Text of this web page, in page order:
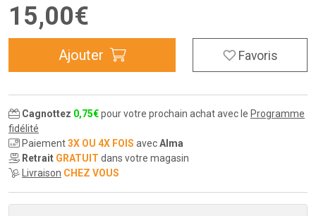
15,00€
Ajouter Favoris
Cagnottez 0,75€pour votre prochain achat avec le Programme
fidélité
Paiement3X OU 4X FOIS avecAlma
Retrait GRATUIT dans votre magasin
Livraison CHEZ VOUS